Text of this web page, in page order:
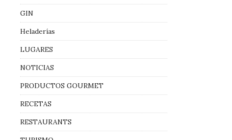
GIN
Heladerías
LUGARES
NOTICIAS
PRODUCTOS GOURMET
RECETAS
RESTAURANTS